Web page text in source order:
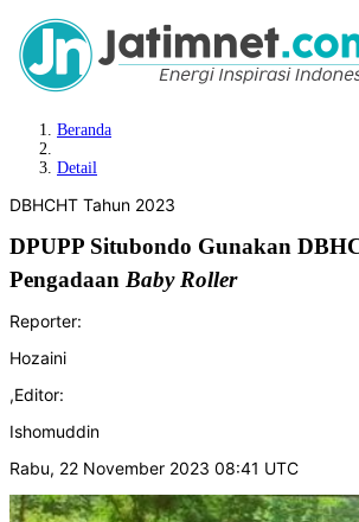
Beranda
Detail
DBHCHT Tahun 2023
DPUPP Situbondo Gunakan
Pengadaan Baby Roller
Reporter:
Hozaini
,Editor:
Ishomuddin
Rabu, 22 November 2023 08:41 UTC